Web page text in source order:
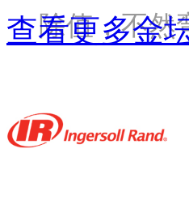
除值，不
查看更多金